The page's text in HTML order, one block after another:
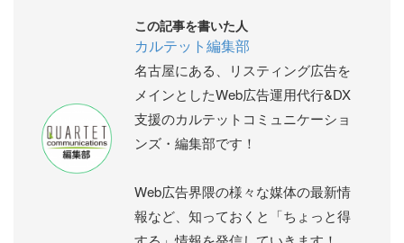
この記事を書いた人
カルテット編集部
名古屋にある、リスティング広告を
メインとしたWeb広告運用代行&DX
支援のカルテットコミュニケーショ
ンズ・編集部です！
Web広告界隈の様々な媒体の最新情
報など、知っておくと「ちょっと得